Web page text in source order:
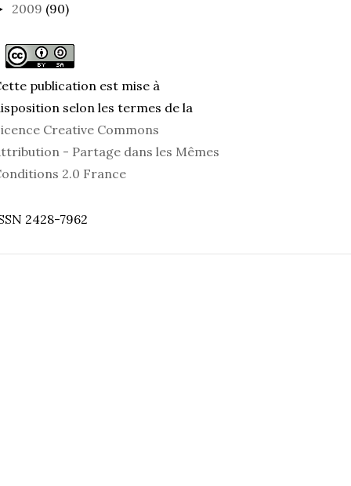
2009 (90)
publication est mise à
selon les termes de la
Creative Commons
- Partage dans les Mêmes
2.0 France
2428-7962